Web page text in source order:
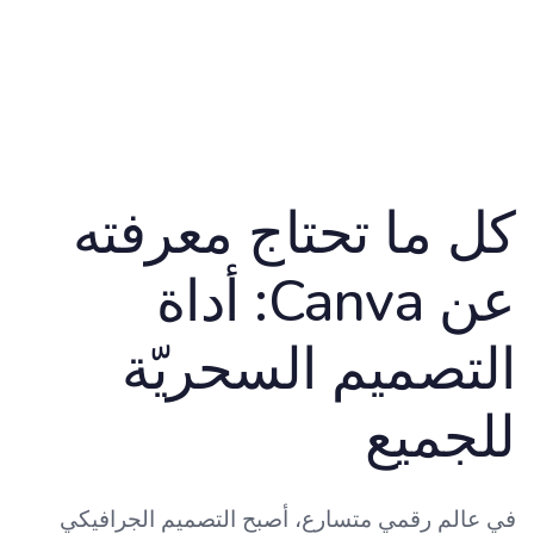
كل ما تحتاج معرفته
عن Canva: أداة
التصميم السحريّة
للجميع
في عالم رقمي متسارع، أصبح التصميم الجرافيكي